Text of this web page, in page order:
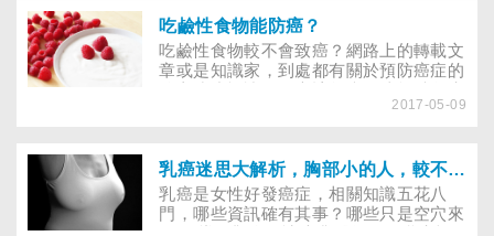
腺癌的患者。早期發現，早期治療，是延
長患者存活率的不二法門，隨著醫療科技
進步，檢測儀器愈來愈多元，胸部Ｘ光攝
影、低劑量電腦斷層（LDCT）、核磁共
振（MRI）及正子造影（PET），究竟哪
吃鹼性食物能防癌？
吃鹼性食物較不會致癌？網路上的轉載文
章或是知識家，到處都有關於預防癌症的
2017-05-09
乳癌迷思大解析，胸部小的人，較不會得乳癌？
乳癌是女性好發癌症，相關知識五花八
門，哪些資訊確有其事？哪些只是空穴來